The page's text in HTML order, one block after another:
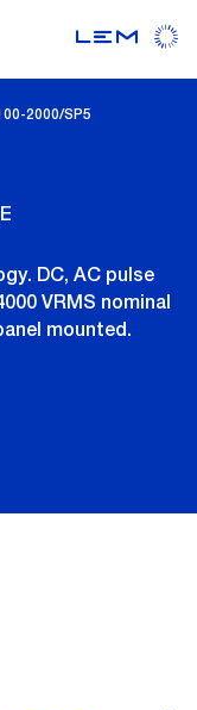
2000/SP5
DC, AC pulse
VRMS nominal
mounted.